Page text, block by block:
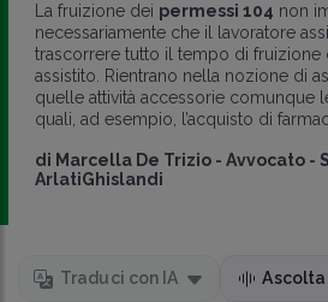
La fruizione dei permessi 104 non
necessariamente che il lavoratore
trascorrere tutto il tempo di fruizione
assistito. Rientrano nella nozione di
quelle attività accessorie comunque
quali, ad esempio, l’acquisto di
di Marcella De Trizio - Avvocato -
ArlatiGhislandi
Traduci con IA